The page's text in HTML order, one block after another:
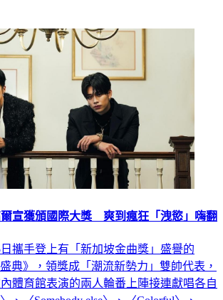
宣獲頒國際大獎 爽到瘋狂「洩慾」嗨翻
攜手登上有「新加坡金曲獎」盛譽的
盛典》，領獎成「潮流新勢力」雙帥代表，
體育館表演的兩人輪番上陣接連獻唱各自